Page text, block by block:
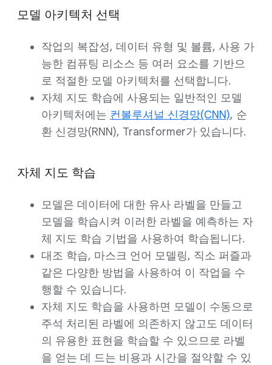
모델 아키텍처 선택
작업의 복잡성, 데이터 유형 및 볼륨, 사용 가
능한 컴퓨팅 리소스 등 여러 요소를 기반으
로 적절한 모델 아키텍처를 선택합니다.
자체 지도 학습에 사용되는 일반적인 모델
아키텍처에는 컨볼루셔널 신경망(CNN), 순
환 신경망(RNN), Transformer가 있습니다.
자체 지도 학습
모델은 데이터에 대한 유사 라벨을 만들고
모델을 학습시켜 이러한 라벨을 예측하는 자
체 지도 학습 기법을 사용하여 학습됩니다.
대조 학습, 마스크 언어 모델링, 직소 퍼즐과
같은 다양한 방법을 사용하여 이 작업을 수
행할 수 있습니다.
자체 지도 학습을 사용하면 모델이 수동으로
주석 처리된 라벨에 의존하지 않고도 데이터
의 유용한 표현을 학습할 수 있으므로 라벨
을 얻는 데 드는 비용과 시간을 절약할 수 있